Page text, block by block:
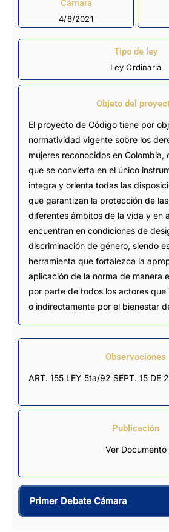
Cámara
4/8/2021
Tipo de ley
Ley Ordinaria
Objeto del
El proyecto de Código tiene por
normatividad vigente sobre los
mujeres reconocidos en Colombia,
que se convierta en el único
integra y orienta todas las
que garantizan la protección de
diferentes ámbitos de la vida y en
encuentran en condiciones de
discriminación de género, siendo
herramienta que fortalezca la
aplicación de la norma de manera
por parte de todos los actores
o indirectamente por el bienestar
Observaciones
ART. 155 LEY 5ta/92 SEPT. 15 DE
Publicación
Ver Documento
Primer Debate Cámara